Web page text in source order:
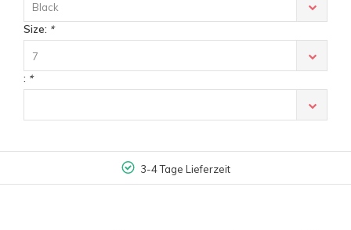
Black
Size: *
7
: *
3-4 Tage Lieferzeit